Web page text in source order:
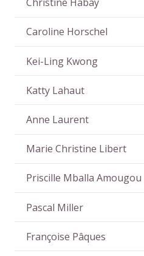
Caroline Horschel
Kei-Ling Kwong
Katty Lahaut
Anne Laurent
Marie Christine Libert
Priscille Mballa Amougou
Pascal Miller
Françoise Pâques